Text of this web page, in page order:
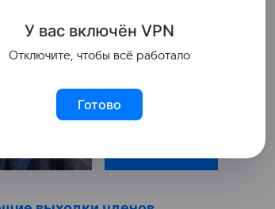
У вас включён VPN
Отключите, чтобы всё работало
Готово